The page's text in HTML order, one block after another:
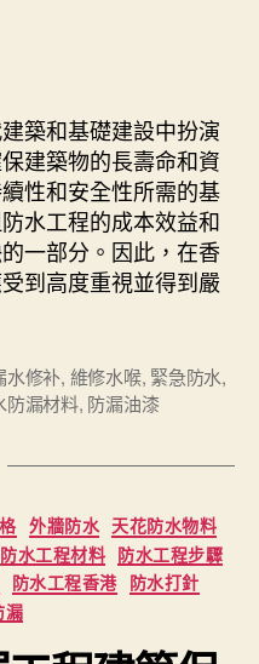
築和基礎建設中扮演
建築物的長壽命和資
性和安全性所需的基
水工程的成本效益和
一部分。因此，在香
到高度重視並得到嚴
水修补, 維修水喉, 緊急防水,
防漏材料, 防漏油漆
外牆防水 天花防水物料
防水工程材料 防水工程步驟
防水工程香港 防水打針
漏